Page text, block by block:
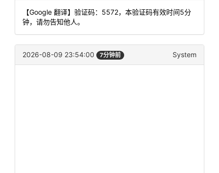
【Google 翻译】验证码：5572，本验证码有效时间5分
钟，请勿告知他人。
2026-08-09 23:54:00 7分钟前 System